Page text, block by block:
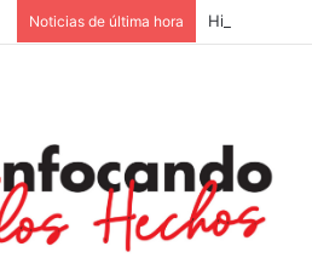
Noticias de última hora Histórico: